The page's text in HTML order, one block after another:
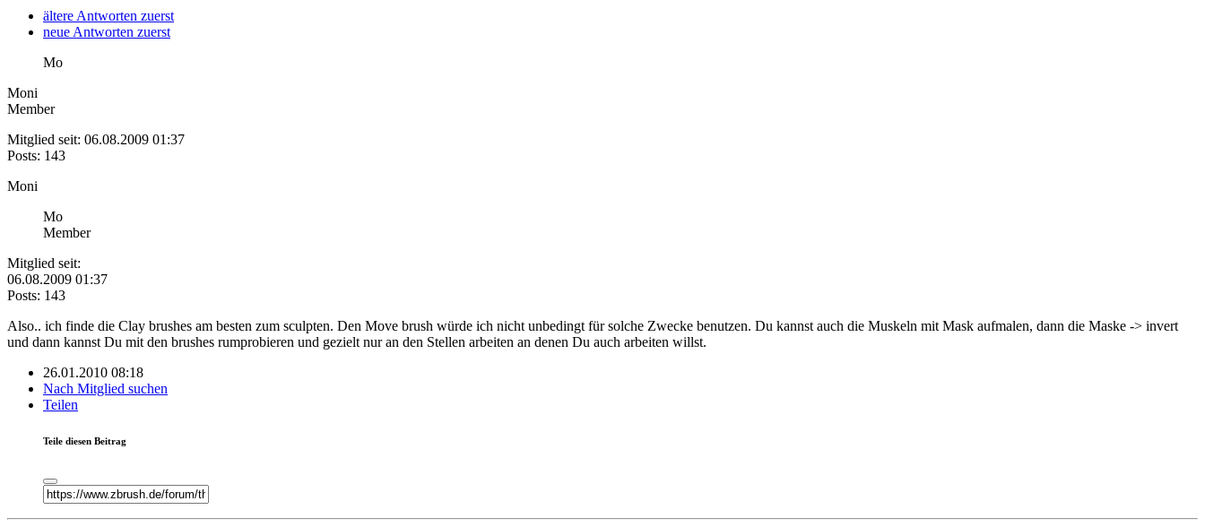
ältere Antworten zuerst
neue Antworten zuerst
Mo
Moni
Member
Mitglied seit: 06.08.2009 01:37
Posts: 143
Moni
Mo
Member
Mitglied seit:
06.08.2009 01:37
Posts: 143
Also.. ich finde die Clay brushes am besten zum sculpten. Den Move brush würde ich nicht unbedingt für solche Zwecke benutzen. Du kannst auch die Muskeln mit Mask aufmalen, dann die Maske -> invert
und dann kannst Du mit den brushes rumprobieren und gezielt nur an den Stellen arbeiten an denen Du auch arbeiten willst.
26.01.2010 08:18
Nach Mitglied suchen
Teilen
Teile diesen Beitrag